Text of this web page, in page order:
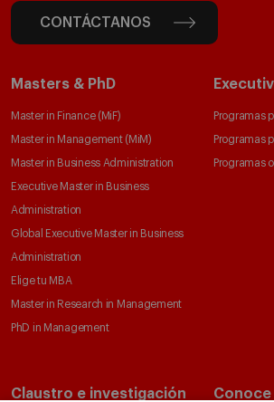
CONTÁCTANOS
Masters & PhD
Master in Finance (MiF)
Master in Management (MiM)
Master in Business Administration
Executive Master in Business
Administration
Global Executive Master in Business
Administration
Elige tu MBA
Master in Research in Management
PhD in Management
Programas
Programas
Programas
Claustro e investigación Conoce